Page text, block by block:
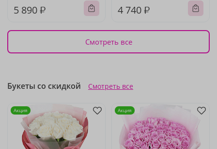
5 890 ₽ 4 740 ₽
Смотреть все
Букеты со скидкой Смотреть все
Акция Акция